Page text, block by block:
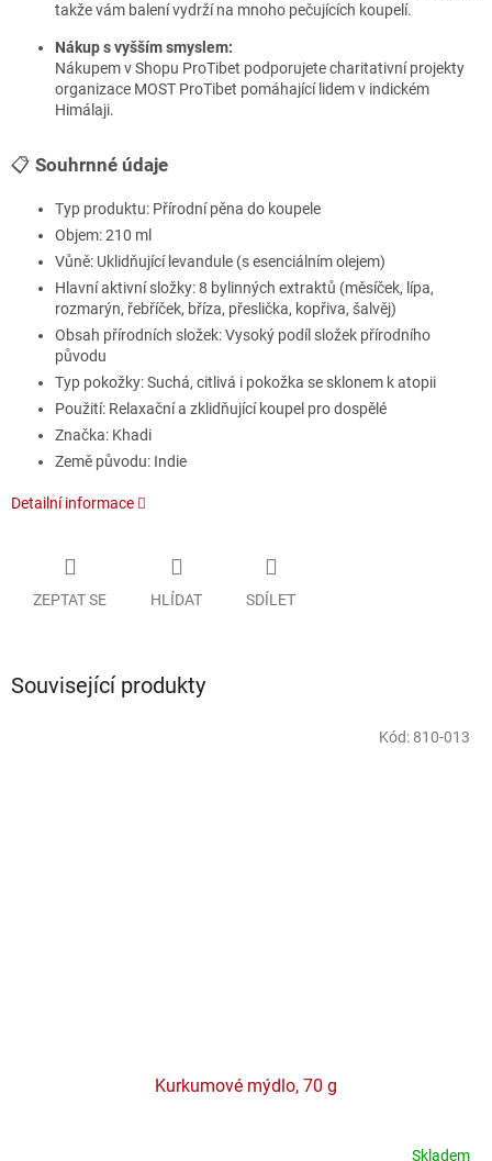
takže vám balení vydrží na mnoho pečujících koupelí.
Nákup s vyšším smyslem:
Nákupem v Shopu ProTibet podporujete charitativní projekty
organizace MOST ProTibet pomáhající lidem v indickém
Himálaji.
📋 Souhrnné údaje
Typ produktu: Přírodní pěna do koupele
Objem: 210 ml
Vůně: Uklidňující levandule (s esenciálním olejem)
Hlavní aktivní složky: 8 bylinných extraktů (měsíček, lípa,
rozmarýn, řebříček, bříza, přeslička, kopřiva, šalvěj)
Obsah přírodních složek: Vysoký podíl složek přírodního
původu
Typ pokožky: Suchá, citlivá i pokožka se sklonem k atopii
Použití: Relaxační a zklidňující koupel pro dospělé
Značka: Khadi
Země původu: Indie
Detailní informace
ZEPTAT SE HLÍDAT SDÍLET
Související produkty
Kurkumové mýdlo, 70 g
Skladem
Kód: 810-013